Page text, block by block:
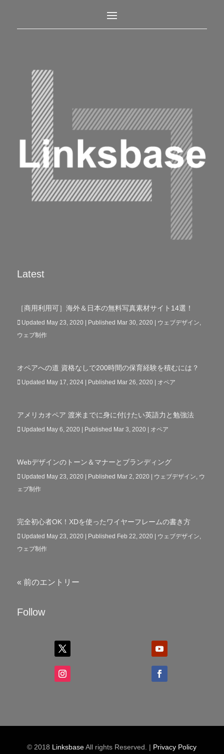
Latest
［商用利用可］海外＆日本の無料写真素材サイト14選！
Updated May 23, 2020 | Published Mar 30, 2020| ウェブデザイン
ウェブ制作
オペアへの道 資格なしで200時間の保育経験を積むには？
Updated May 17, 2024 | Published Mar 26, 2020| オペア
アメリカオペア 渡米までに身に付けたい英語力と勉強法
Updated May 6, 2020 | Published Mar 3, 2020| オペア
Webデザインのトーン＆マナーとブランディング
Updated May 23, 2020 | Published Mar 2, 2020| ウェブデザイン ウ
ェブ制作
完全初心者OK！XDを使ったワイヤーフレームの書き方
Updated May 23, 2020 | Published Feb 22, 2020| ウェブデザイン
ウェブ制作
« 前のエントリー
Follow
© 2018 LinksbaseAll rights Reserved. | Privacy Policy